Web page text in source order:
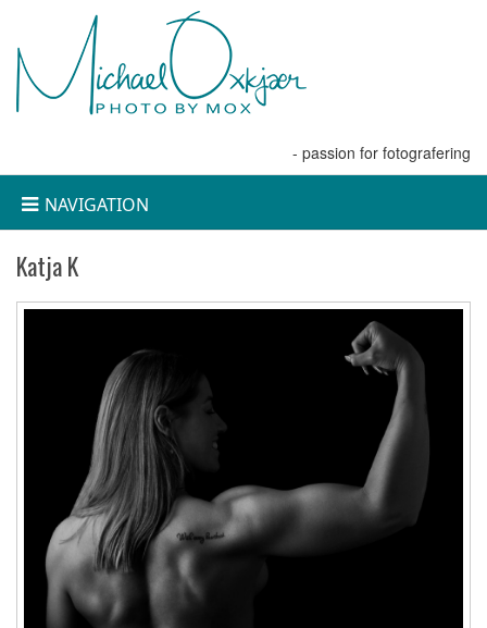
- passion for fotografering
NAVIGATION
Katja K